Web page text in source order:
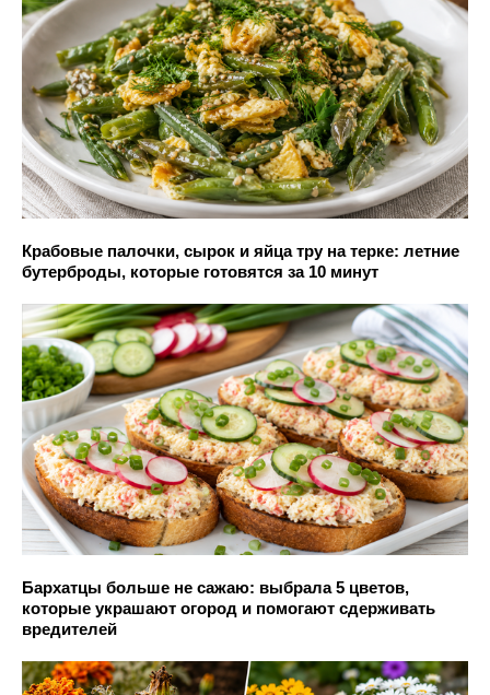
Крабовые палочки, сырок и яйца тру на терке: летние
бутерброды, которые готовятся за 10 минут
Бархатцы больше не сажаю: выбрала 5 цветов,
которые украшают огород и помогают сдерживать
вредителей